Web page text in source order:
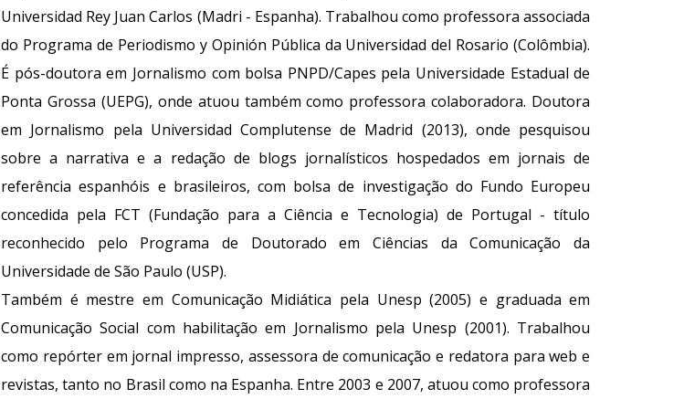
Universidad Rey Juan Carlos (Madri - Espanha). Trabalhou como professora associada
do Programa de Periodismo y Opinión Pública da Universidad del Rosario (Colômbia).
É pós-doutora em Jornalismo com bolsa PNPD/Capes pela Universidade Estadual de
Ponta Grossa (UEPG), onde atuou também como professora colaboradora. Doutora
em Jornalismo pela Universidad Complutense de Madrid (2013), onde pesquisou
sobre a narrativa e a redação de blogs jornalísticos hospedados em jornais de
referência espanhóis e brasileiros, com bolsa de investigação do Fundo Europeu
concedida pela FCT (Fundação para a Ciência e Tecnologia) de Portugal - título
reconhecido pelo Programa de Doutorado em Ciências da Comunicação da
Universidade de São Paulo (USP).
Também é mestre em Comunicação Midiática pela Unesp (2005) e graduada em
Comunicação Social com habilitação em Jornalismo pela Unesp (2001). Trabalhou
como repórter em jornal impresso, assessora de comunicação e redatora para web e
revistas, tanto no Brasil como na Espanha. Entre 2003 e 2007, atuou como professora